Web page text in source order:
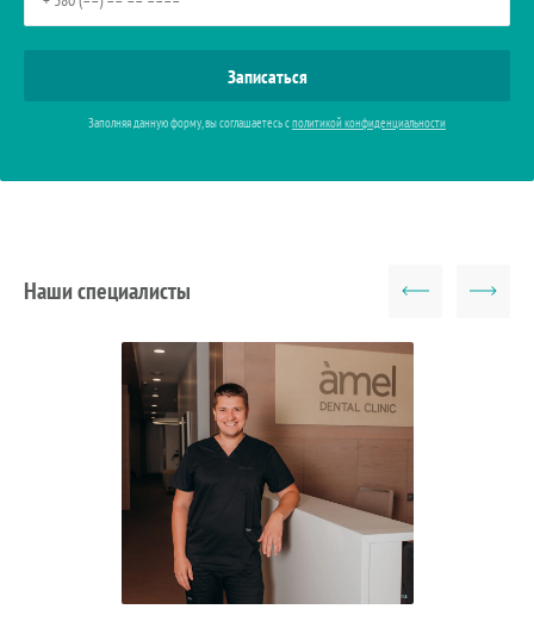
Заполняя данную форму, вы соглашаетесь сполитикой конфиденциальности
Наши специалисты